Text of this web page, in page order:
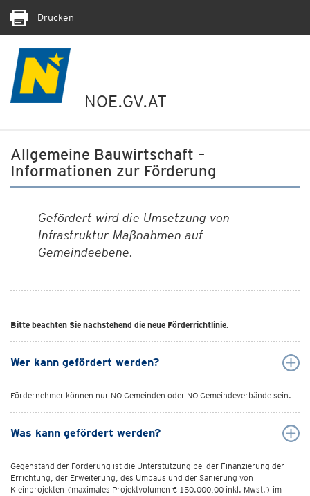
Drucken
NOE.GV.AT
Allgemeine Bauwirtschaft –
Informationen zur Förderung
Gefördert wird die Umsetzung von
Infrastruktur-Maßnahmen auf
Gemeindeebene.
Bitte beachten Sie nachstehend die neue Förderrichtlinie.
Wer kann gefördert werden?
Fördernehmer können nur NÖ Gemeinden oder NÖ Gemeindeverbände sein.
Was kann gefördert werden?
Gegenstand der Förderung ist die Unterstützung bei der Finanzierung der
Errichtung, der Erweiterung, des Umbaus und der Sanierung von
Kleinprojekten (maximales Projektvolumen € 150.000,00 inkl. Mwst.) im